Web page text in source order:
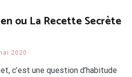
ou La Recette Secrète
2020
c’est une question d’habitude